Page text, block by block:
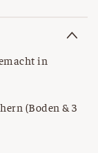
in
(Boden & 3